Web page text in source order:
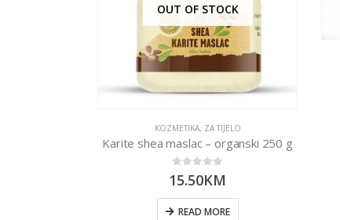
OUT OF STOCK
KOZMETIKA,ZA TIJELO
Karite shea maslac – organski 250 g
out of 5
15.50KM
READ MORE